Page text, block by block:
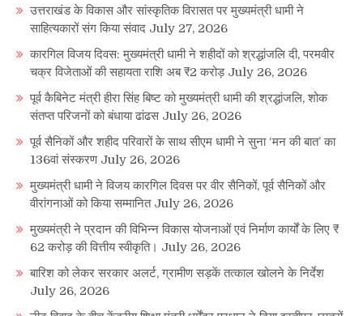
उत्तराखंड के विकास और सांस्कृतिक विरासत पर मुख्यमंत्री धामी ने
साहित्यकारों संग किया संवाद July 27, 2026
कारगिल विजय दिवस: मुख्यमंत्री धामी ने शहीदों को श्रद्धांजलि दी, परमवीर
चक्र विजेताओं की सहायता राशि अब ₹2 करोड़ July 26, 2026
पूर्व कैबिनेट मंत्री हीरा सिंह बिष्ट को मुख्यमंत्री धामी की श्रद्धांजलि, शोक
संतप्त परिजनों को बंधाया ढांढस July 26, 2026
पूर्व सैनिकों और शहीद परिवारों के साथ सीएम धामी ने सुना ‘मन की बात’ का
136वां संस्करण July 26, 2026
मुख्यमंत्री धामी ने विजय कारगिल दिवस पर वीर सैनिकों, पूर्व सैनिकों और
वीरांगनाओं को किया सम्मानित July 26, 2026
मुख्यमंत्री ने प्रदान की विभिन्न विकास योजनाओं एवं निर्माण कार्यों के लिए ₹
62 करोड़ की वित्तीय स्वीकृति। July 26, 2026
बारिश को लेकर सरकार अलर्ट, ग्रामीण सड़कें तत्काल खोलने के निर्देश
July 26, 2026